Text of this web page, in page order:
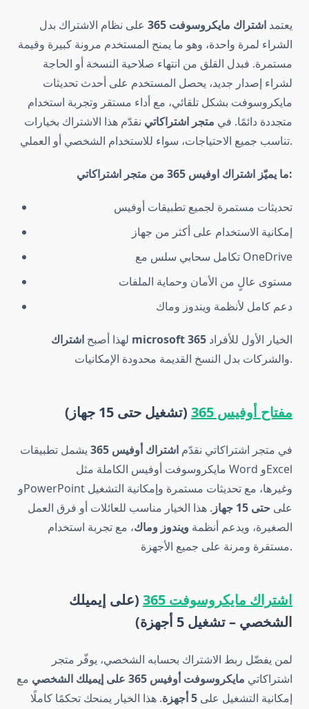
يعتمد اشتراك مايكروسوفت 365
على نظام الاشتراك بدل
الشراء لمرة واحدة، وهو ما يمنح المستخدم مرونة كبيرة وقيمة
مستمرة. فبدل القلق من انتهاء صلاحية النسخة أو الحاجة
لشراء إصدار جديد، يحصل المستخدم على أحدث تحديثات
مايكروسوفت بشكل تلقائي، مع أداء مستقر وتجربة استخدام
متجددة دائمًا. في متجر اشتراكاتي نقدّم هذا الاشتراك بخيارات
تناسب جميع الاحتياجات، سواء للاستخدام الشخصي أو العملي.
ما يميّز اشتراك اوفيس 365 من متجر اشتراكاتي:
تحديثات مستمرة لجميع تطبيقات أوفيس
إمكانية الاستخدام على أكثر من جهاز
تكامل سحابي سلس مع OneDrive
مستوى عالٍ من الأمان وحماية الملفات
دعم كامل لأنظمة ويندوز وماك
لهذا أصبح اشتراك microsoft 365
والشركات بدل النسخ القديمة محدودة الإمكانيات.
مفتاح أوفيس 365 (تشغيل حتى 15 جهاز)
في متجر اشتراكاتي نقدّم اشتراك أوفيس 365
يشمل تطبيقات
مايكروسوفت أوفيس الكاملة مثل Word وExcel
وPowerPoint وغيرها، مع تحديثات مستمرة وإمكانية التشغيل
على حتى 15 جهاز
. هذا الخيار مناسب للعائلات أو فرق العمل
الصغيرة، ويدعم أنظمة ويندوز وماك، مع تجربة استخدام
مستقرة ومرنة على جميع الأجهزة.
اشتراك مايكروسوفت 365
(على إيميلك
الشخصي – تشغيل 5 أجهزة)
لمن يفضّل ربط الاشتراك بحسابه الشخصي، يوفّر متجر
اشتراكاتي مايكروسوفت أوفيس 365 على إيميلك الشخصي
مع
إمكانية التشغيل على 5 أجهزة
. هذا الخيار يمنحك تحكمًا كاملًا